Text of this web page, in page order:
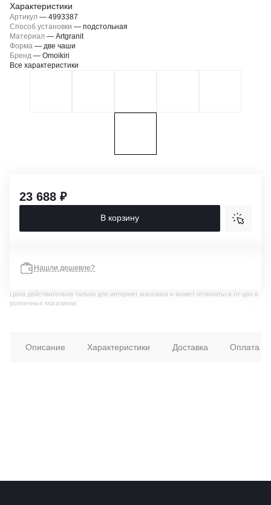
Характеристики
Артикул — 4993387
Способ установки — подстольная
Материал — Artgranit
Форма — две чаши
Бренд — Omoikiri
Все характеристики
23 688 ₽
В корзину
Нашли дешевле?
Цена действительна только для интернет магазина и может отличаться от цен в
розничных магазинах
Описание Характеристики Доставка Оплата